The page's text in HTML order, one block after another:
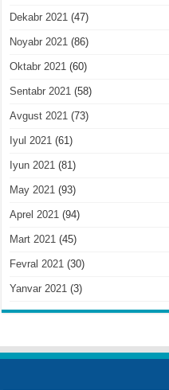
Dekabr 2021 (47)
Noyabr 2021 (86)
Oktabr 2021 (60)
Sentabr 2021 (58)
Avgust 2021 (73)
Iyul 2021 (61)
Iyun 2021 (81)
May 2021 (93)
Aprel 2021 (94)
Mart 2021 (45)
Fevral 2021 (30)
Yanvar 2021 (3)